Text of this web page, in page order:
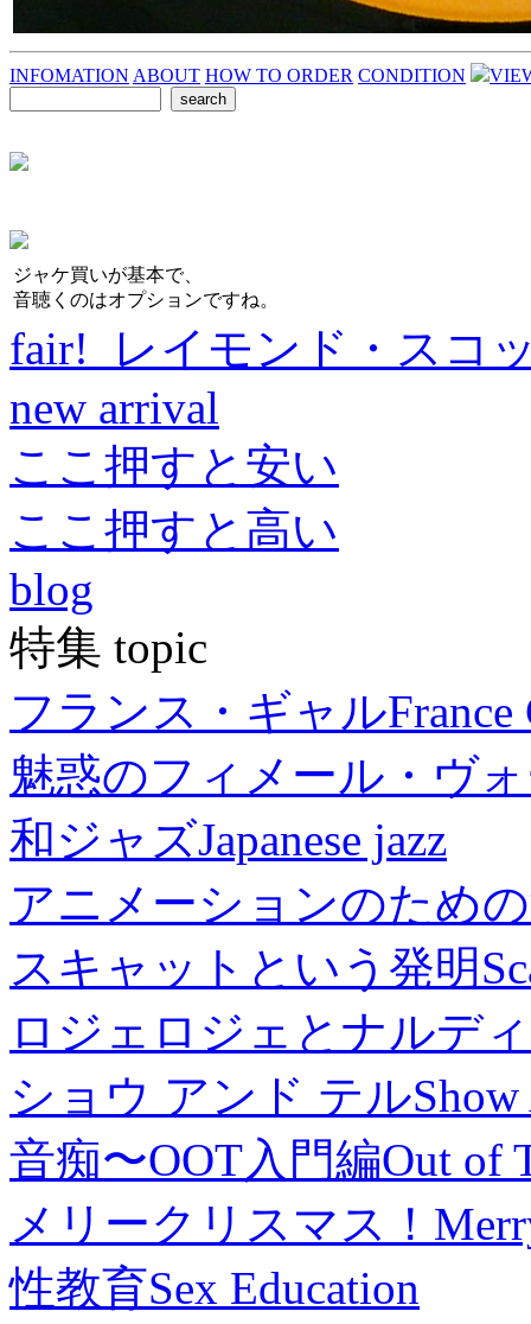
INFOMATION ABOUT HOW TO ORDER CONDITION
ジャケ買いが基本で、
音聴くのはオプションですね。
fair! レイモンド・スコ
new arrival
ここ押すと安い
ここ押すと高い
blog
特集 topic
フランス・ギャルFrance
魅惑のフィメール・ヴ
和ジャズJapanese jazz
アニメーションのため
スキャットという発明
ロジェロジェとナルデ
ショウ アンド テル
音痴〜OOT入門編Out of
メリークリスマス！
性教育Sex Education